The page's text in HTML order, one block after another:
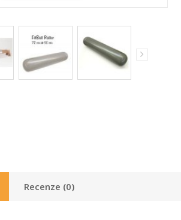
Recenze (0)